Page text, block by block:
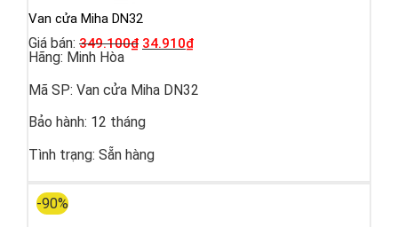
Van cửa Miha DN32
Giá bán: 349.100₫ 34.910₫
Hãng: Minh Hòa
Mã SP: Van cửa Miha DN32
Bảo hành: 12 tháng
Tình trạng: Sẵn hàng
-90%